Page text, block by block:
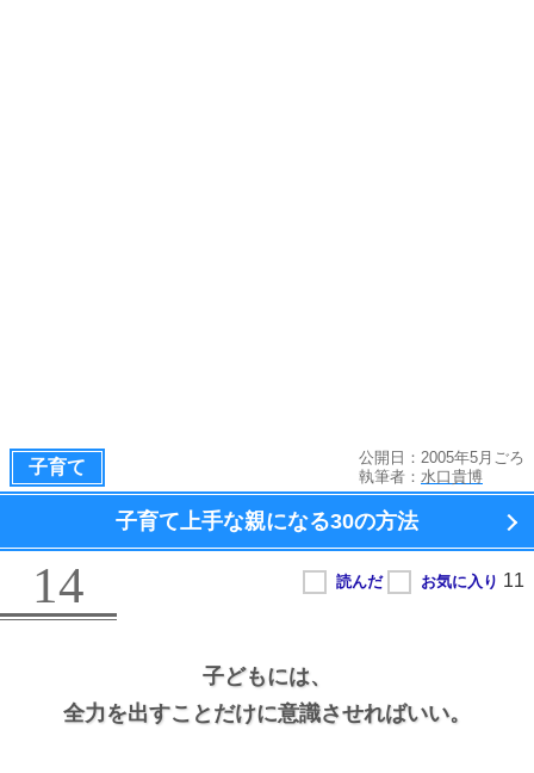
子育て
公開日：2005年5月ごろ
執筆者： 水口貴博
子育て上手な親になる30の方法
14
子どもには、
全力を出すことだけに意識させればいい。